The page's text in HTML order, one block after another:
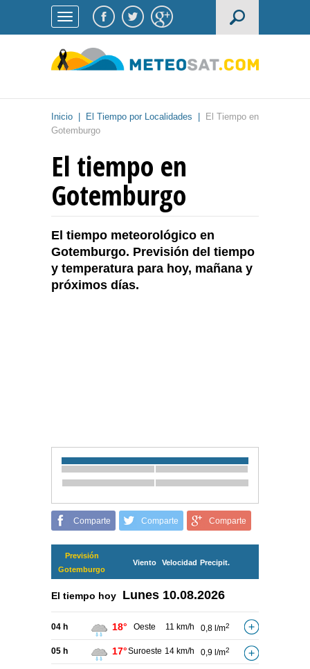
Inicio El Tiempo por Localidades
El Tiempo en
Gotemburgo
El tiempo en
Gotemburgo
El tiempo meteorológico en
Gotemburgo. Previsión del tiempo
y temperatura para hoy, mañana y
próximos días.
Comparte Comparte Comparte
Previsión
Gotemburgo
Viento Velocidad Precipit.
El tiempo hoy Lunes 10.08.2026
04 h 18° Oeste 11 km/h 0,8 l/m2
05 h 17°Suroeste 14 km/h 0,9 l/m2